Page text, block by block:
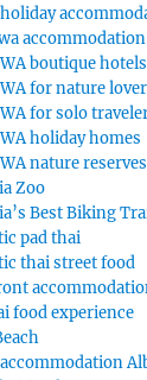
accommodation
boutique hotels
for nature
for solo
holiday homes
nature reserves
Zoo
Best Biking
pad thai
thai street food
food experience